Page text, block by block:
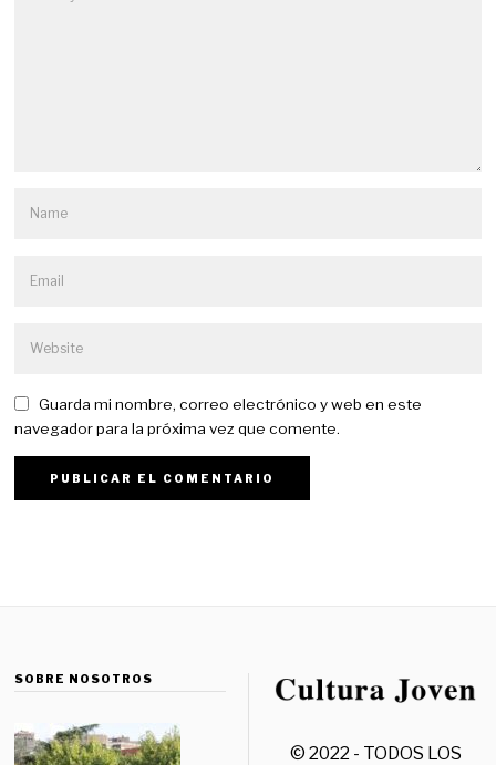
Guarda mi nombre, correo electrónico y web en este
navegador para la próxima vez que comente.
SOBRE NOSOTROS
© 2022 - TODOS LOS